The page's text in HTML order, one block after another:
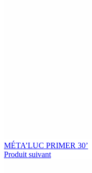
MÉTA’LUC PRIMER 30’
Produit suivant